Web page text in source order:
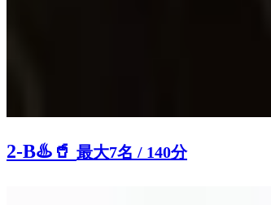
2-B♨️ 🥤 最大7名 / 140分